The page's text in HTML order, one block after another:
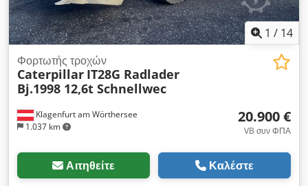
1 / 14
Klagenfurt am Wörthersee
1.037 km
Φορτωτής τροχών
Caterpillar IT28G Radlader
Bj.1998 12,6t Schnellwec
20.900 €
VB συν ΦΠΑ
Αιτηθείτε Καλέστε